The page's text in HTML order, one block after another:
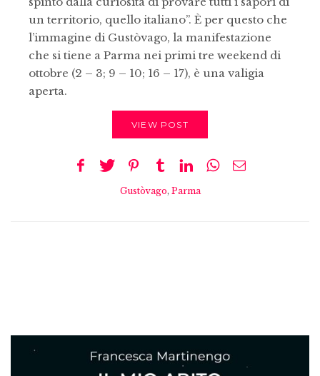
un territorio, quello italiano”. È per questo che
l’immagine di Gustòvago, la manifestazione
che si tiene a Parma nei primi tre weekend di
ottobre (2 – 3; 9 – 10; 16 – 17), è una valigia
aperta.
VIEW POST
Gustòvago, Parma